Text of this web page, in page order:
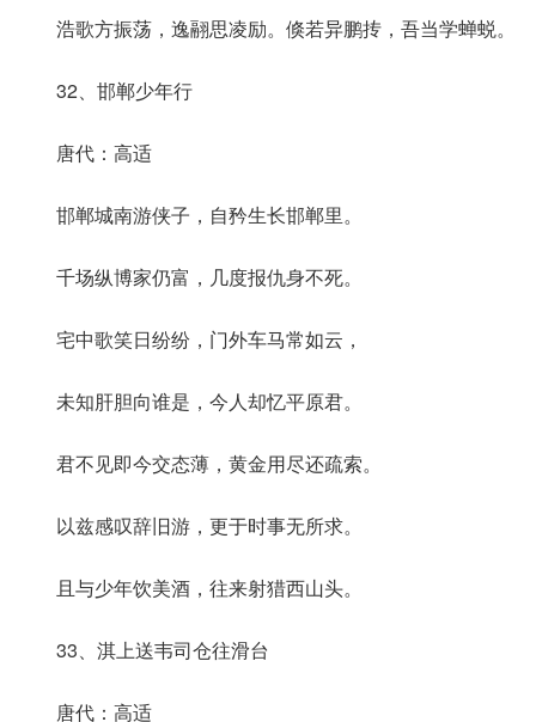
浩歌方振荡，逸翮思凌励。倏若异鹏抟，吾当学蝉蜕。
32、邯郸少年行
唐代：高适
邯郸城南游侠子，自矜生长邯郸里。
千场纵博家仍富，几度报仇身不死。
宅中歌笑日纷纷，门外车马常如云，
未知肝胆向谁是，今人却忆平原君。
君不见即今交态薄，黄金用尽还疏索。
以兹感叹辞旧游，更于时事无所求。
且与少年饮美酒，往来射猎西山头。
33、淇上送韦司仓往滑台
唐代：高适